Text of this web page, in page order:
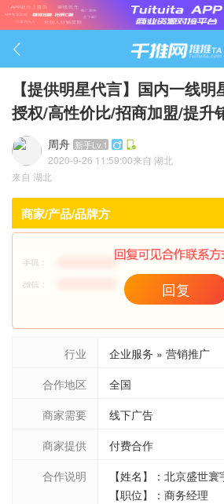

【提供明星代言】国内一线
授权/高性价比/招商加盟/提升
周舟 新手Lv.1 
2020-9-26 11:59:00来自 湖北
来自 湖北
商家/产品/品牌方
回复
行业
企业服务 » 营销推广
合作地区
全国
商家需要
线下广告
商家提供
付费合作
合作说明
【姓名】：北京盛世
【职位】：商务经理